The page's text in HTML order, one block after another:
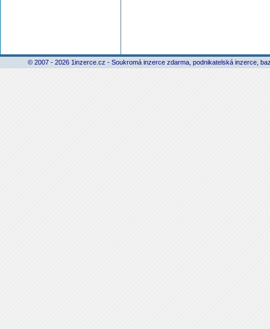
© 2007 - 2026 1inzerce.cz - Soukromá inzerce zdarma, podnikatelská inzerce,